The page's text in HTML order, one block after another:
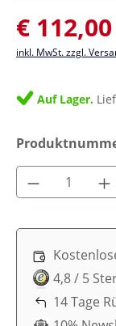
Verkaufspreis:
€ 112,00
inkl. MwSt. zzgl.
Auf Lager.
Produkt
4,8 / 5
14 Tage